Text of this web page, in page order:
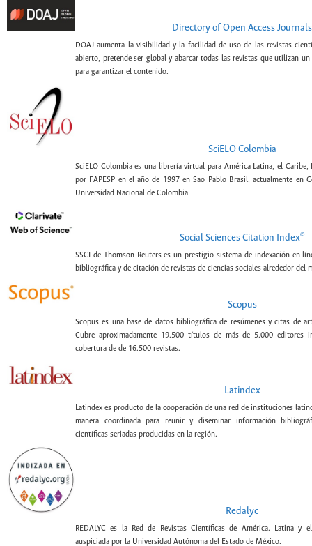
Directory of Open Access Journals
DOAJ aumenta la visibilidad y la facilidad de uso de las revistas
abierto, pretende ser global y abarcar todas las revistas que utilizan
para garantizar el contenido.
SciELO Colombia
SciELO Colombia es una librería virtual para América Latina, el Caribe,
por FAPESP en el año de 1997 en Sao Pablo Brasil, actualmente en
Universidad Nacional de Colombia.
Social Sciences Citation Index©
SSCI de Thomson Reuters es un prestigio sistema de indexación en
bibliográfica y de citación de revistas de ciencias sociales alrededor del
Scopus
Scopus es una base de datos bibliográfica de resúmenes y citas de
Cubre aproximadamente 19.500 títulos de más de 5.000 editores
cobertura de de 16.500 revistas.
Latindex
Latindex es producto de la cooperación de una red de instituciones
manera coordinada para reunir y diseminar información
científicas seriadas producidas en la región.
Redalyc
REDALYC es la Red de Revistas Científicas de América. Latina y
auspiciada por la Universidad Autónoma del Estado de México.